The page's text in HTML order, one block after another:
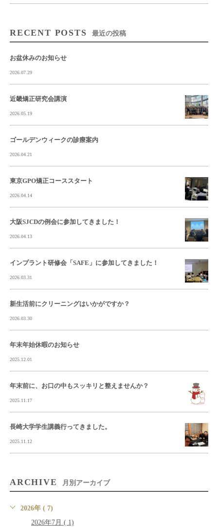
RECENT POSTS 最近の投稿
お盆休みのお知らせ
2026.07.29
近畿矯正研究会講演
2026.05.19
ゴールデンウィークの診療案内
2026.04.21
東京GPO矯正コーススタート
2026.04.14
大阪SJCDの例会に参加してきました！
2026.04.13
インプラント研修会「SAFE」に参加してきました！
2026.03.31
新生活前にクリーニングはいかがですか？
2026.03.30
年末年始休暇のお知らせ
2025.12.01
年末前に、お口の中もスッキリと整えませんか？
2025.11.17
長崎大学学生講義行ってきました。
2025.11.12
ARCHIVE 月別アーカイブ
2026年 ( 7)
2026年7月 ( 1)